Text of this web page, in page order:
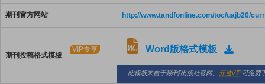
期刊官方网站 http://www.tandfonline.com/toc/uajb20/
期刊投稿格式模板
VIP专享 Word版格式模板
此模板来自于期刊/出版社官网。 开通VIP可免费